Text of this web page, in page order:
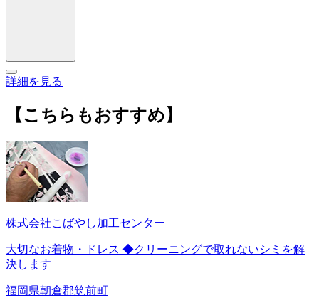
詳細を見る
【こちらもおすすめ】
株式会社こばやし加工センター
大切なお着物・ドレス ◆クリーニングで取れないシミを解
決します
福岡県朝倉郡筑前町